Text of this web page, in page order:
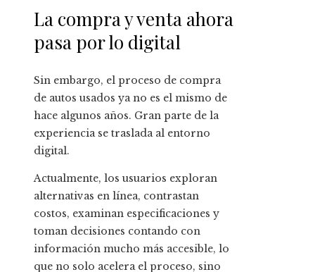
La compra y venta ahora
pasa por lo digital
Sin embargo, el proceso de compra
de autos usados ya no es el mismo de
hace algunos años. Gran parte de la
experiencia se traslada al entorno
digital.
Actualmente, los usuarios exploran
alternativas en línea, contrastan
costos, examinan especificaciones y
toman decisiones contando con
información mucho más accesible, lo
que no solo acelera el proceso, sino